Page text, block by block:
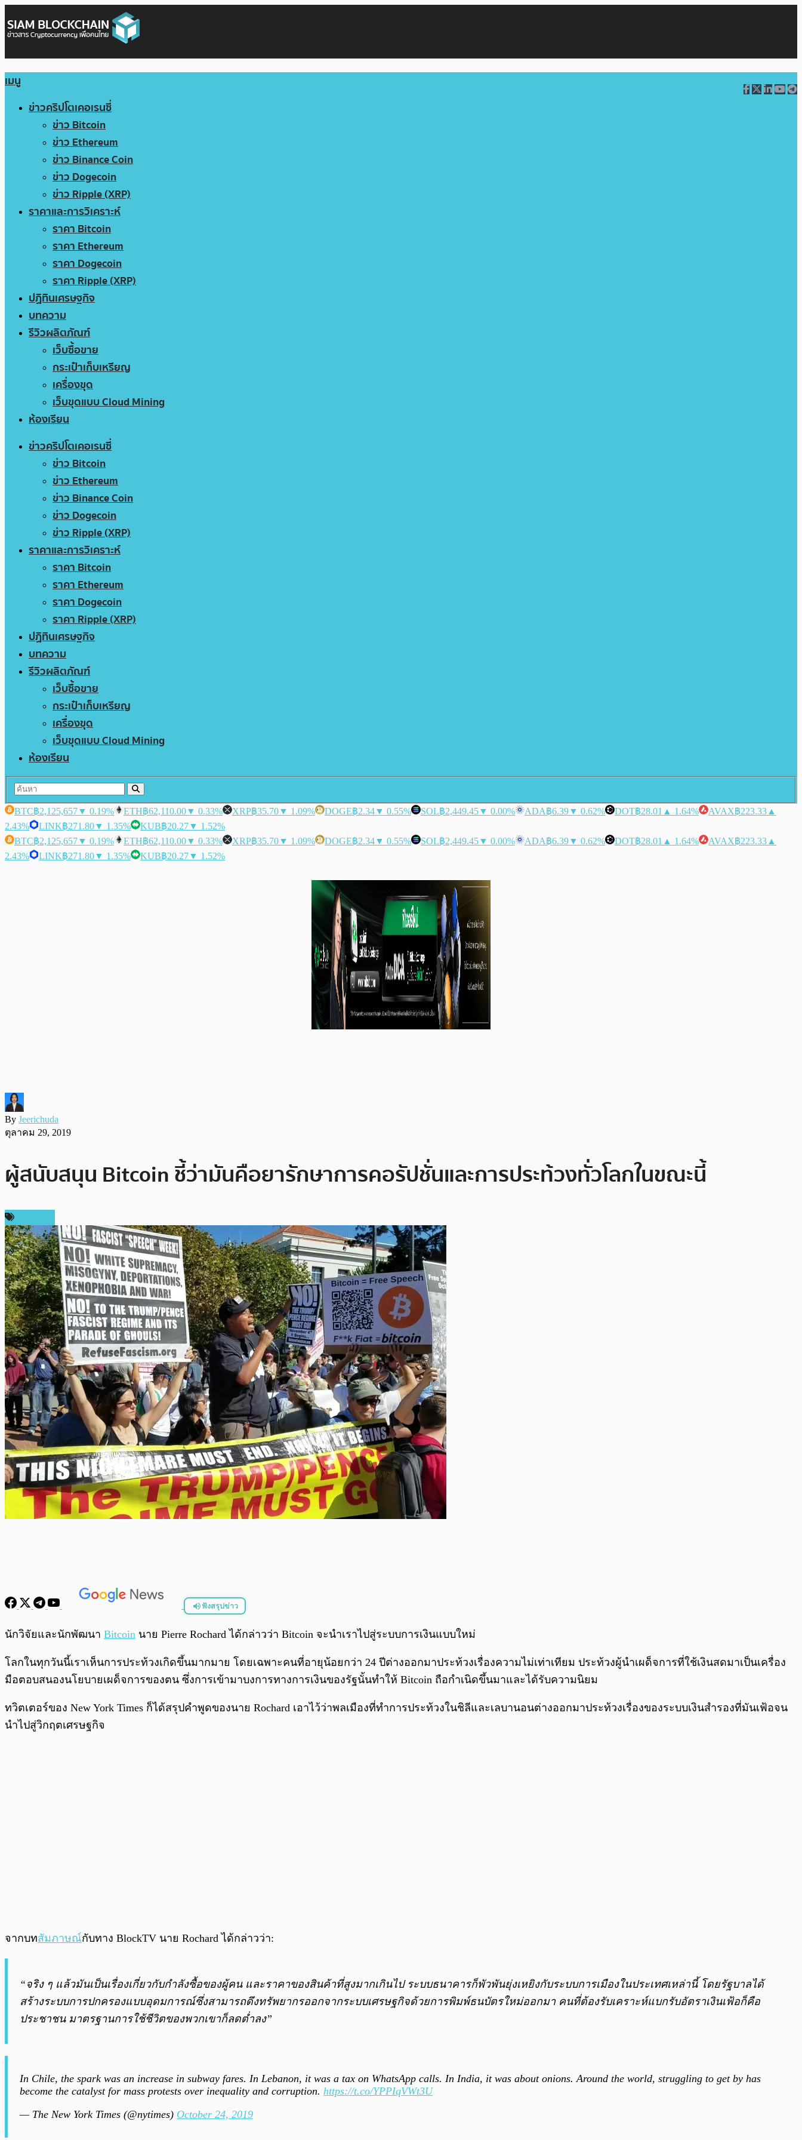
เมนู
ข่าวคริปโตเคอเรนซี่
ข่าว Bitcoin
ข่าว Ethereum
ข่าว Binance Coin
ข่าว Dogecoin
ข่าว Ripple (XRP)
ราคาและการวิเคราะห์
ราคา Bitcoin
ราคา Ethereum
ราคา Dogecoin
ราคา Ripple (XRP)
ปฏิทินเศรษฐกิจ
บทความ
รีวิวผลิตภัณฑ์
เว็บซื้อขาย
กระเป๋าเก็บเหรียญ
เครื่องขุด
เว็บขุดแบบ Cloud Mining
ห้องเรียน
ข่าวคริปโตเคอเรนซี่
ข่าว Bitcoin
ข่าว Ethereum
ข่าว Binance Coin
ข่าว Dogecoin
ข่าว Ripple (XRP)
ราคาและการวิเคราะห์
ราคา Bitcoin
ราคา Ethereum
ราคา Dogecoin
ราคา Ripple (XRP)
ปฏิทินเศรษฐกิจ
บทความ
รีวิวผลิตภัณฑ์
เว็บซื้อขาย
กระเป๋าเก็บเหรียญ
เครื่องขุด
เว็บขุดแบบ Cloud Mining
ห้องเรียน
BTC฿2,125,657▼ 0.19% ETH฿62,110.00▼ 0.33% XRP฿35.70▼ 1.09% DOGE฿2.34▼ 0.55% SOL฿2,449.45▼ 0.00% ADA฿6.39▼ 0.62% DOT฿28.01 ▲ 1.64% AVAX฿223.33 ▲
2.43%
LINK฿271.80▼ 1.35% KUB฿20.27▼ 1.52%
BTC฿2,125,657▼ 0.19% ETH฿62,110.00▼ 0.33% XRP฿35.70▼ 1.09% DOGE฿2.34▼ 0.55% SOL฿2,449.45▼ 0.00% ADA฿6.39▼ 0.62% DOT฿28.01 ▲ 1.64% AVAX฿223.33 ▲
2.43%
LINK฿271.80▼ 1.35% KUB฿20.27▼ 1.52%
By Jeerichuda
ตุลาคม 29, 2019
ผู้สนับสนุน Bitcoin ชี้ว่ามันคือยารักษาการคอรัปชั่นและการประท้วงทั่วโลกในขณะนี้
ฟังสรุปข่าว
พร้อมเล่น
นักวิจัยและนักพัฒนา Bitcoin นาย Pierre Rochard ได้กล่าวว่า Bitcoin จะนำเราไปสู่ระบบการเงินแบบใหม่
โลกในทุกวันนี้เราเห็นการประท้วงเกิดขึ้นมากมาย โดยเฉพาะคนที่อายุน้อยกว่า 24 ปีต่างออกมาประท้วงเรื่องความไม่เท่าเทียม ประท้วงผู้นำเผด็จการที่ใช้เงินสดมาเป็นเครื่อง
มือตอบสนองนโยบายเผด็จการของตน ซึ่งการเข้ามาบงการทางการเงินของรัฐนั้นทำให้ Bitcoin ถือกำเนิดขึ้นมาและได้รับความนิยม
ทวิตเตอร์ของ New York Times ก็ได้สรุปคำพูดของนาย Rochard เอาไว้ว่าพลเมืองที่ทำการประท้วงในชิลีและเลบานอนต่างออกมาประท้วงเรื่องของระบบเงินสำรองที่มันเฟ้อจน
นำไปสู่วิกฤตเศรษฐกิจ
จากบทสัมภาษณ์กับทาง BlockTV นาย Rochard ได้กล่าวว่า:
“จริง ๆ แล้วมันเป็นเรื่องเกี่ยวกับกำลังซื้อของผู้คน และราคาของสินค้าที่สูงมากเกินไป ระบบธนาคารก็พัวพันยุ่งเหยิงกับระบบการเมืองในประเทศเหล่านี้ โดยรัฐบาลได้
สร้างระบบการปกครองแบบอุดมการณ์ซึ่งสามารถดึงทรัพยากรออกจากระบบเศรษฐกิจด้วยการพิมพ์ธนบัตรใหม่ออกมา คนที่ต้องรับเคราะห์แบกรับอัตราเงินเฟ้อก็คือ
ประชาชน มาตรฐานการใช้ชีวิตของพวกเขาก็ลดต่ำลง”
In Chile, the spark was an increase in subway fares. In Lebanon, it was a tax on WhatsApp calls. In India, it was about onions. Around the world, struggling to get by has
become the catalyst for mass protests over inequality and corruption. https://t.co/YPPIqVWt3U
— The New York Times (@nytimes) October 24, 2019